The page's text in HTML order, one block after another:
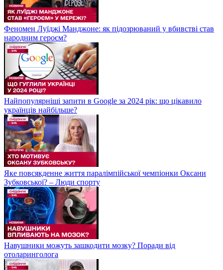
Феномен Луїджі Манджоне: як підозрюваний у вбивстві став
народним героєм?
Найпопулярніші запити в Google за 2024 рік: що цікавило
українців найбільше?
Яке повсякденне життя паралімпійської чемпіонки Оксани
Зубковської? – Люди спорту
Навушники можуть зашкодити мозку? Поради від
отоларинголога